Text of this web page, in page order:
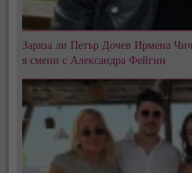
Заряза ли Петър Дочев Ирмена
я смени с Александра Фейгин